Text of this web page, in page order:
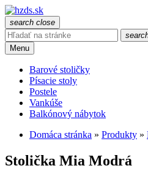
search close
Menu
Barové stoličky
Písacie stoly
Postele
Vankúše
Balkónový nábytok
Domáca stránka » Produkty »
Stolička Mia Modrá